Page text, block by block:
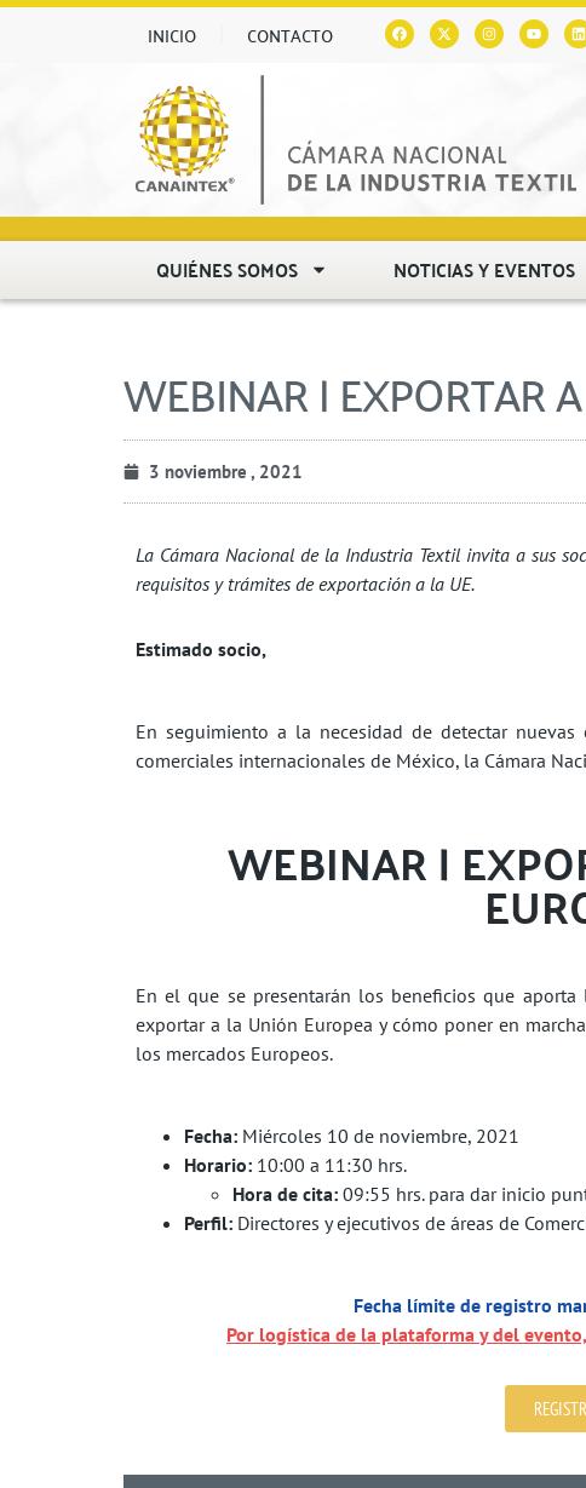
INICIO CONTACTO
QUIÉNES SOMOS NOTICIAS Y EVENTOS
WEBINAR | EXPORTAR
3 noviembre , 2021
La Cámara Nacional de la Industria Textil invita a sus
requisitos y trámites de exportación a la UE.
Estimado socio,
En seguimiento a la necesidad de detectar
comerciales internacionales de México, la Cámara
WEBINAR |
En el que se presentarán los beneficios que
exportar a la Unión Europea y cómo poner en
los mercados Europeos.
Fecha: Miércoles 10 de noviembre, 2021
Horario: 10:00 a 11:30 hrs.
Hora de cita: 09:55 hrs. para dar inicio
Perfil: Directores y ejecutivos de áreas de
Fecha límite de registro
Por logística de la plataforma y del